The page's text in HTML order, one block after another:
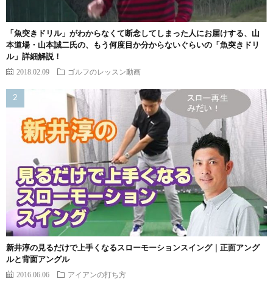
「魚突きドリル」がわからなくて断念してしまった人にお届けする、山
本道場・山本誠二氏の、もう何度目か分からないぐらいの「魚突きドリ
ル」詳細解説！
2018.02.09 ゴルフのレッスン動画
新井淳の見るだけで上手くなるスローモーションスイング｜正面アング
ルと背面アングル
2016.06.06 アイアンの打ち方